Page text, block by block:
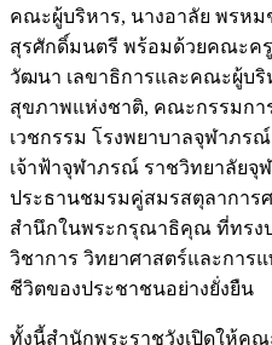
คณะผู้บริหาร, นางอาลัย พรหม
สุรศักดิ์มนตรี พร้อมด้วยคณะค
วัฒนา เลขาธิการและคณะผู้บ
สุขภาพแห่งชาติ, คณะกรรมก
เวชกรรม โรงพยาบาลจุฬาภร
เจ้าฟ้าจุฬาภรณ์ ราชวิทยาลัย
ประธานชมรมคู่สมรสตุลาการ
สำนึกในพระกรุณาธิคุณ ที่ทรง
วิชาการ วิทยาศาสตร์และกา
ชีวิตของประชาชนอย่างยั่งยืน
ทั้งนี้สำนักพระราชวังเปิดให้ค